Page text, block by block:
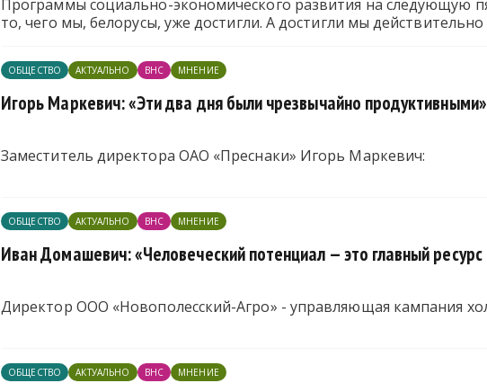
Программы социально-экономического развития на следующую
то, чего мы, белорусы, уже достигли. А достигли мы
ОБЩЕСТВО АКТУАЛЬНО ВНС МНЕНИЕ
Игорь Маркевич: «Эти два дня были чрезвычайно продуктивными»
Заместитель директора ОАО «Преснаки» Игорь Маркевич:
ОБЩЕСТВО АКТУАЛЬНО ВНС МНЕНИЕ
Иван Домашевич: «Человеческий потенциал — это главный
Директор ООО «Новополесский-Агро» - управляющая кампания
ОБЩЕСТВО АКТУАЛЬНО ВНС МНЕНИЕ